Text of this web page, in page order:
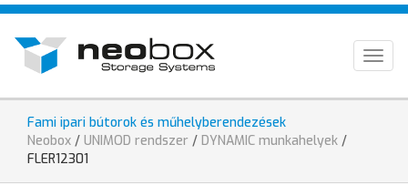
Ugrás
tartalomra
EN
Fami ipari bútorok és műhelyberendezések
Jelenlegi
hely
Neobox / UNIMOD rendszer / DYNAMIC munkahelyek /
FLER12301